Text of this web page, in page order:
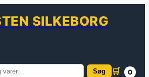
SILKEBORG
Søg 🛒 0